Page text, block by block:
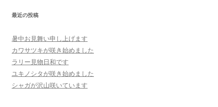
最近の投稿
暑中お見舞い申し上げます
カワサツキが咲き始めました
ラリー見物日和です
ユキノシタが咲き始めました
シャガが沢山咲いています